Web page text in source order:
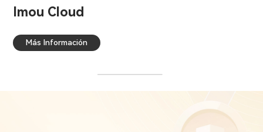
Imou Cloud
Más Información